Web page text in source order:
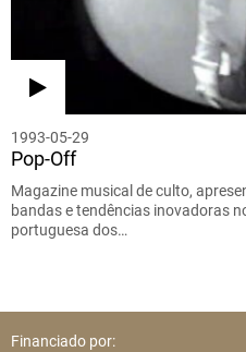
1993-05-29
Pop-Off
Magazine musical de culto,
bandas e tendências inovadoras
portuguesa dos…
Financiado por: